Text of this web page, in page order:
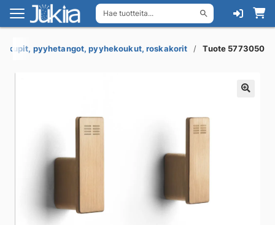
Hae tuotteita...
Siirry
navigointiin
Siirry
sisältöön
pyyhetangot, pyyhekoukut, roskakorit Tuote 5773050